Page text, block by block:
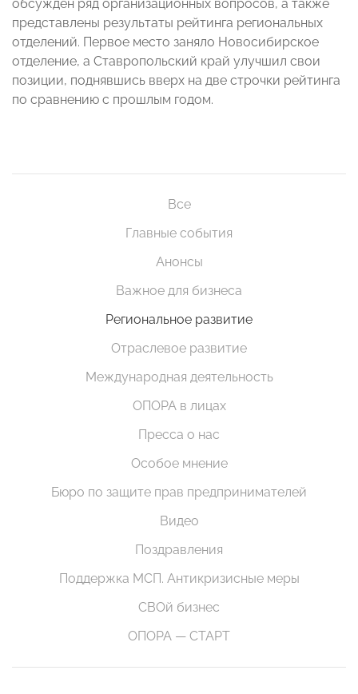
обсужден ряд организационных вопросов, а также
представлены результаты рейтинга региональных
отделений. Первое место заняло Новосибирское
отделение, а Ставропольский край улучшил свои
позиции, поднявшись вверх на две строчки рейтинга
по сравнению с прошлым годом.
Все
Главные события
Анонсы
Важное для бизнеса
Региональное развитие
Отраслевое развитие
Международная деятельность
ОПОРА в лицах
Пресса о нас
Особое мнение
Бюро по защите прав предпринимателей
Видео
Поздравления
Поддержка МСП. Антикризисные меры
СВОй бизнес
ОПОРА — СТАРТ